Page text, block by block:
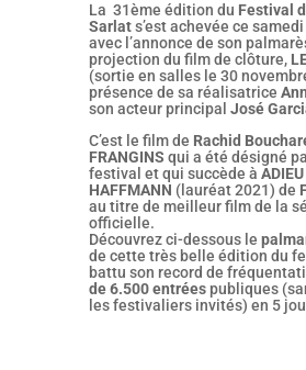
La 31ème édition du Festival
Sarlats’est achevée ce
avec l’annonce de son
projection du film de clôture,
(sortie en salles le 30
présence de sa réalisatrice
son acteur principal José
C’est le film de Rachid
FRANGINS qui a été désigné
festival et qui succède à
HAFFMANN (lauréat 2021) de
au titre de meilleur film de la
officielle.
Découvrez ci-dessous le
de cette très belle édition du
battu son record de
de 6.500 entréespubliques
les festivaliers invités) en 5